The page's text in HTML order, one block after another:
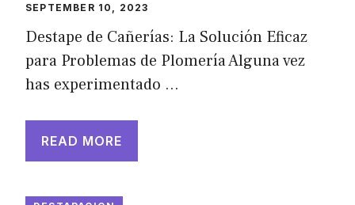
SEPTEMBER 10, 2023
Destape de Cañerías: La Solución Eficaz
para Problemas de Plomería Alguna vez
has experimentado …
READ MORE